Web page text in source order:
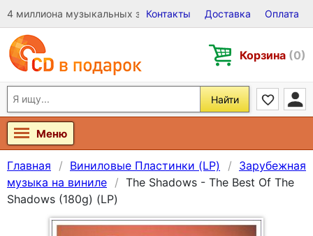
4 миллиона музыкальных записей на Виниле, CD и DVD
Контакты Доставка Оплата
Корзина (0)
Найти
Меню
Главная Виниловые Пластинки (LP)
Зарубежная
музыка на виниле
The Shadows - The Best Of The
Shadows (180g) (LP)